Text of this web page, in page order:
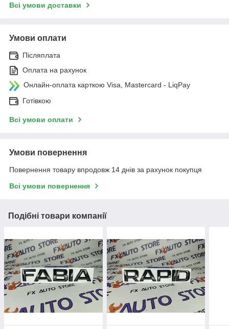
Всі умови доставки
Умови оплати
Післяплата
Оплата на рахунок
Онлайн-оплата карткою Visa, Mastercard - LiqPay
Готівкою
Всі умови оплати
Умови повернення
Повернення товару впродовж 14 днів за рахунок покупця
Всі умови повернення
Подібні товари компанії